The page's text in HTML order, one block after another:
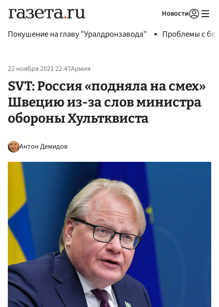
Новости
Покушение на главу "Уралдронзавода" Проблемы с
22 ноября 2021 22:47Армия
SVT: Россия «подняла на смех»
Швецию из-за слов министра
обороны Хультквиста
Антон Демидов